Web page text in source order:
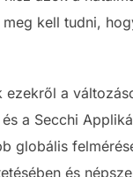
kell tudni,
a
a Secchi
globális
és